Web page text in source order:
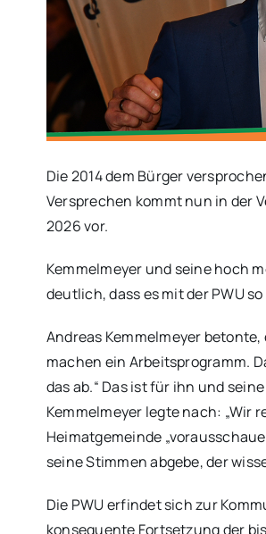
Die 2014 dem Bürger
Versprechen kommt nun in der
2026 vor.
Kemmelmeyer und seine hoch
deutlich, dass es mit der PWU
Andreas Kemmelmeyer
machen ein Arbeitsprogramm.
das ab.“ Das ist für ihn und
Kemmelmeyer legte nach: „Wir
Heimatgemeinde
seine Stimmen abgebe, der
Die PWU erfindet sich zur
konsequente Fortsetzung der